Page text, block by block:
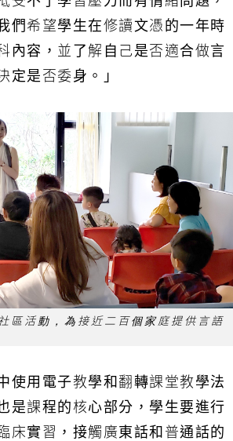
們希望學生在修讀文憑的一年時
內容，並了解自己是否適合做言
定是否委身。」
區活動，為接近二百個家庭提供言語
使用電子教學和翻轉課堂教學法
是課程的核心部分，學生要進行
床實習，接觸廣東話和普通話的